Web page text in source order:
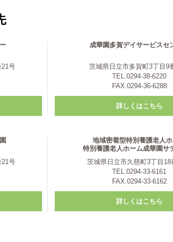
号
成華園多賀デイサービスセ
茨城県日立市多賀町3丁目9
TEL.0294-38-6220
FAX.0294-36-6288
詳しくはこちら
号
地域密着型特別養護老人
特別養護老人ホーム成華園サ
茨城県日立市久慈町3丁目18
TEL.0294-33-6161
FAX.0294-33-6162
詳しくはこちら